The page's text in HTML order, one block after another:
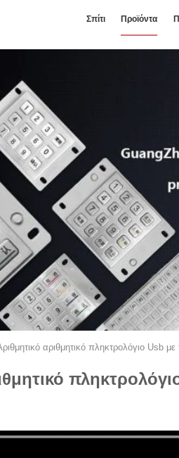
Σπίτι Προϊόντα
αριθμητικό πληκτρολόγιο Usb με